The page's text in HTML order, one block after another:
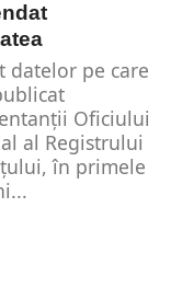
datelor pe care
Oficiului
al Registrului
în primele